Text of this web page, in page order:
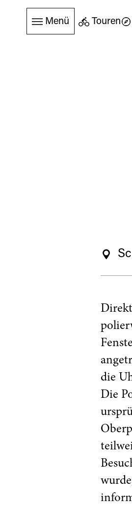
Menü Touren
die
Die